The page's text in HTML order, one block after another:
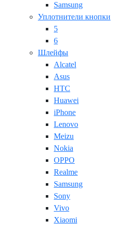
Samsung
Уплотнители кнопки
5
6
Шлейфы
Alcatel
Asus
HTC
Huawei
iPhone
Lenovo
Meizu
Nokia
OPPO
Realme
Samsung
Sony
Vivo
Xiaomi